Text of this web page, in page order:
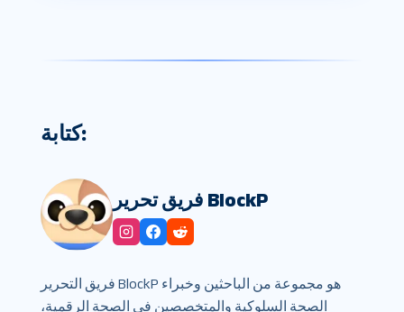
كتابة:
فريق تحرير BlockP
فريق التحرير BlockP هو مجموعة من الباحثين وخبراء
الصحة السلوكية والمتخصصين في الصحة الرقمية،